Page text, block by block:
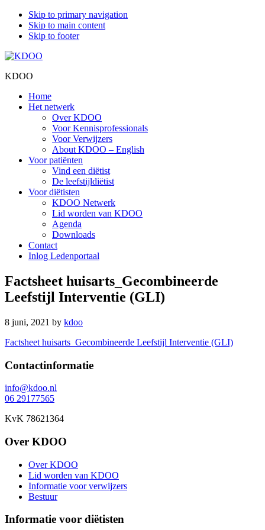
Skip to primary navigation
Skip to main content
Skip to footer
KDOO
Home
Het netwerk
Over KDOO
Voor Kennisprofessionals
Voor Verwijzers
About KDOO – English
Voor patiënten
Vind een diëtist
De leefstijldiëtist
Voor diëtisten
KDOO Netwerk
Lid worden van KDOO
Agenda
Downloads
Contact
Inlog Ledenportaal
Factsheet huisarts_Gecombineerde
Leefstijl Interventie (GLI)
8 juni, 2021 by kdoo
Factsheet huisarts_Gecombineerde Leefstijl Interventie (GLI)
Footer
Contactinformatie
info@kdoo.nl
06 29177565
KvK 78621364
Over KDOO
Over KDOO
Lid worden van KDOO
Informatie voor verwijzers
Bestuur
Informatie voor diëtisten